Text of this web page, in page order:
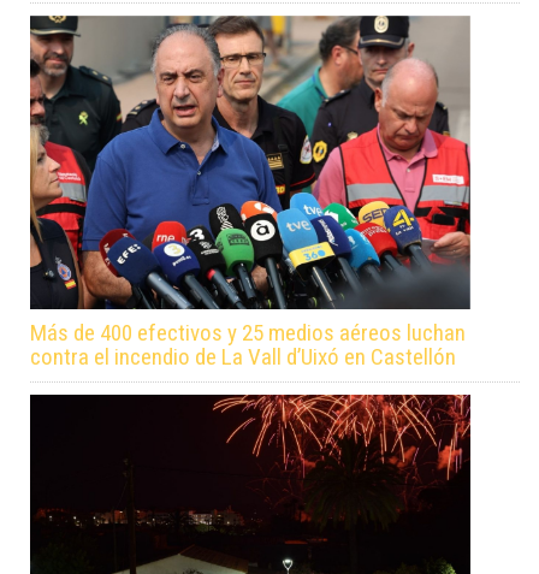
Más de 400 efectivos y 25 medios aéreos luchan
contra el incendio de La Vall d’Uixó en Castellón